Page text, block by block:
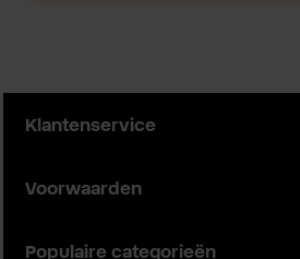
Klantenservice
Voorwaarden
Populaire categorieën